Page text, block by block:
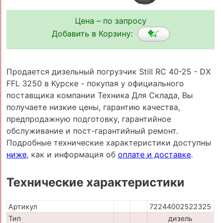
Цена – по запросу
Добавить в Корзину:
Продается дизельный погрузчик Still RC 40-25 - DX
FFL 3250 в Курске - покупая у официального
поставщика компании Техника Для Склада, Вы
получаете низкие цены, гарантию качества,
предпродажную подготовку, гарантийное
обслуживание и пост-гарантийный ремонт.
Подробные технические характеристики доступны
ниже, как и информация об оплате и доставке.
Технические характеристики
Артикул
72244002522325
Тип
дизель